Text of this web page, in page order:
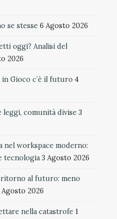
se stesse 6 Agosto 2026
oggi? Analisi del
2026
Gioco c’è il futuro 4
leggi, comunità divise 3
nel workspace moderno:
tecnologia 3 Agosto 2026
al futuro: meno
Agosto 2026
nella catastrofe 1